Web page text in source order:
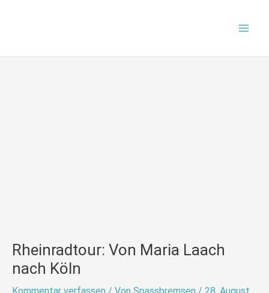
Rheinradtour: Von Maria Laach
nach Köln
Kommentar verfassen / Von Spassbremsen / 28. August